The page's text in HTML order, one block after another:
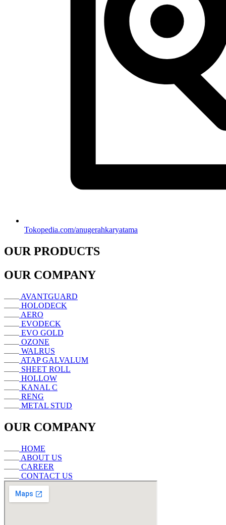
Tokopedia.com/anugerahkaryatama
OUR PRODUCTS
OUR COMPANY
AVANTGUARD
HOLODECK
AERO
EVODECK
EVO GOLD
OZONE
WALRUS
ATAP GALVALUM
SHEET ROLL
HOLLOW
KANAL C
RENG
METAL STUD
OUR COMPANY
HOME
ABOUT US
CAREER
CONTACT US